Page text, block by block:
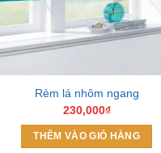
Rèm lá nhôm ngang
230,000₫
THÊM VÀO GIỎ HÀNG